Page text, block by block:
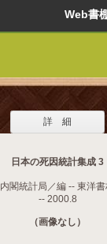
Web
詳 細
日本の死因統計集成 3
内閣統計局／編 -- 東洋
-- 2000.8
（画像なし）